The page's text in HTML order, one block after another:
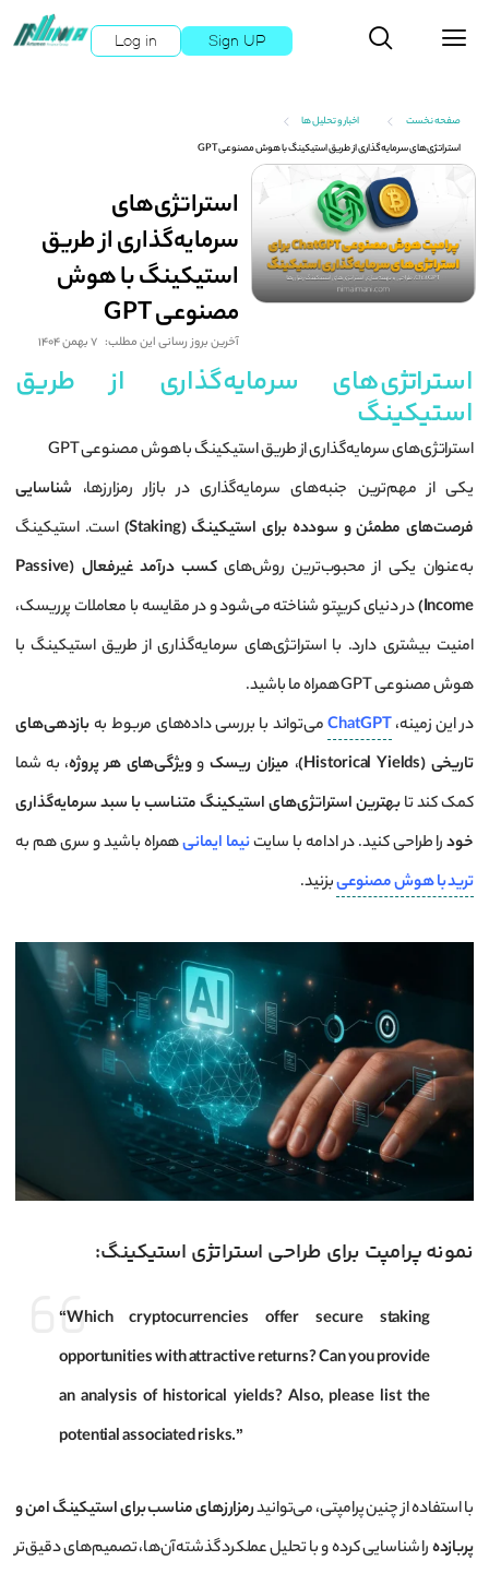
Log in Sign UP
صفحه نخست
اخبار و تحلیل ها
استراتژی‌های سرمایه‌گذاری از طریق استیکینگ با هوش مصنوعی GPT
استراتژی‌های
سرمایه‌گذاری از طریق
استیکینگ با هوش
مصنوعی GPT
آخرین بروز رسانی این مطلب: 7 بهمن 1404
استراتژی‌های سرمایه‌گذاری از طریق
استیکینگ
استراتژی‌های سرمایه‌گذاری از طریق استیکینگ با هوش مصنوعی GPT
یکی از مهم‌ترین جنبه‌های سرمایه‌گذاری در بازار رمزارزها، شناسایی
فرصت‌های مطمئن و سودده برای استیکینگ (Staking)
است. استیکینگ
به‌عنوان یکی از محبوب‌ترین روش‌های
کسب درآمد غیرفعال (Passive
Income) در دنیای کریپتو شناخته می‌شود و در مقایسه با معاملات پرریسک،
امنیت بیشتری دارد. با استراتژی‌های سرمایه‌گذاری از طریق استیکینگ با
هوش مصنوعی GPT همراه ما باشید.
در این زمینه،ChatGPTمی‌تواند با بررسی داده‌های مربوط بهبازدهی‌های
تاریخی (Historical Yields)
، میزان ریسک وویژگی‌های هر پروژه، به شما
کمک کند تابهترین استراتژی‌های استیکینگ متناسب با سبد سرمایه‌گذاری
خودرا طراحی کنید. در ادامه با سایتنیما ایمانیهمراه باشید و سری هم به
ترید با هوش مصنوعیبزنید.
نمونه پرامپت برای طراحی استراتژی استیکینگ:
“Which cryptocurrencies offer secure staking
opportunities with attractive returns? Can you provide
an analysis of historical yields? Also, please list the
potential associated risks.”
با استفاده از چنین پرامپتی، می‌توانیدرمزارزهای مناسب برای استیکینگ امن و
پربازدهرا شناسایی کرده و با تحلیل عملکرد گذشته آن‌ها، تصمیم‌های دقیق‌تر